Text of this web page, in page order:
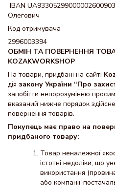
IBAN
Олегович
Код отримувача
2996003394
ОБМІН ТА ПОВЕРНЕННЯ
KOZAKWORKSHOP
На товари, придбані на сайті
дія закону України “Про
запобігти непорозумінню
вказаний нижче порядок
повернення товарів.
Покупець має право на
придбаного товару:
Товар неналежної
істотні недоліки, що
використання
або компанії-